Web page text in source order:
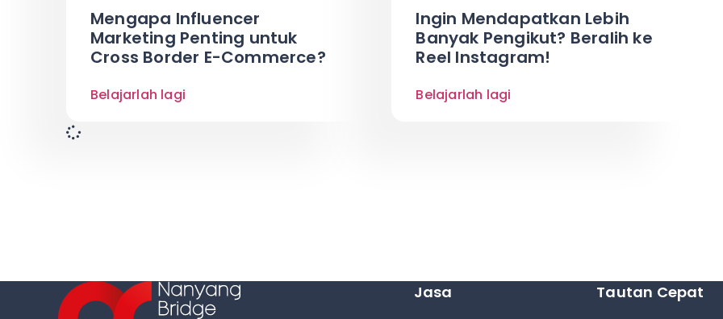
Mengapa Influencer
Marketing Penting untuk
Cross Border E-Commerce?
Belajarlah lagi
Ingin Mendapatkan Lebih
Banyak Pengikut? Beralih ke
Reel Instagram!
Belajarlah lagi
Jasa Tautan Cepat